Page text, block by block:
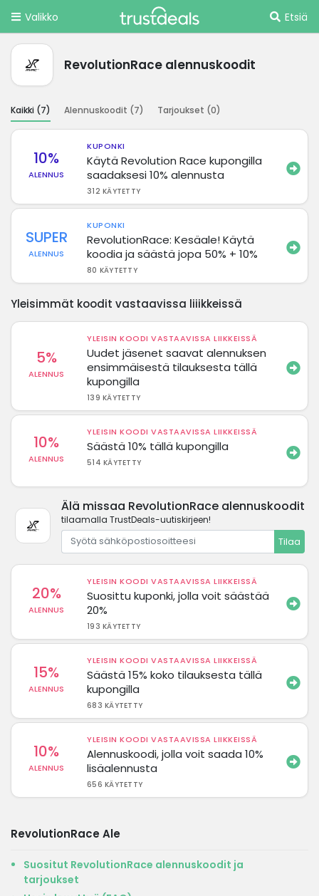
Valikko Etsiä
RevolutionRace alennuskoodit
Kaikki (7) Alennuskoodit (7) Tarjoukset (0)
10%
ALENNUS
KUPONKI
Käytä Revolution Race kupongilla
saadaksesi 10% alennusta
312 KÄYTETTY
SUPER
ALENNUS
KUPONKI
RevolutionRace: Kesäale! Käytä
koodia ja säästä jopa 50% + 10%
80 KÄYTETTY
Yleisimmät koodit vastaavissa liiikkeissä
5%
ALENNUS
YLEISIN KOODI VASTAAVISSA LIIKKEISSÄ
Uudet jäsenet saavat alennuksen
ensimmäisestä tilauksesta tällä
kupongilla
139 KÄYTETTY
10%
ALENNUS
YLEISIN KOODI VASTAAVISSA LIIKKEISSÄ
Säästä 10% tällä kupongilla
514 KÄYTETTY
Älä missaa RevolutionRace alennuskoodit
tilaamalla TrustDeals-uutiskirjeen!
Tilaa
20%
ALENNUS
YLEISIN KOODI VASTAAVISSA LIIKKEISSÄ
Suosittu kuponki, jolla voit säästää
20%
193 KÄYTETTY
15%
ALENNUS
YLEISIN KOODI VASTAAVISSA LIIKKEISSÄ
Säästä 15% koko tilauksesta tällä
kupongilla
683 KÄYTETTY
10%
ALENNUS
YLEISIN KOODI VASTAAVISSA LIIKKEISSÄ
Alennuskoodi, jolla voit saada 10%
lisäalennusta
656 KÄYTETTY
RevolutionRace Ale
Suositut RevolutionRace alennuskoodit ja
tarjoukset